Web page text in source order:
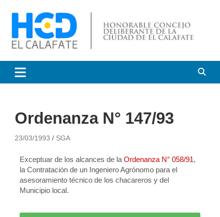
Honorable Concejo
Deliberante de El Calafate
Ordenanza N° 147/93
23/03/1993 SGA
Exceptuar de los alcances de la Ordenanza N° 058/91,
la Contratación de un Ingeniero Agrónomo para el
asesoramiento técnico de los chacareros y del
Municipio local.